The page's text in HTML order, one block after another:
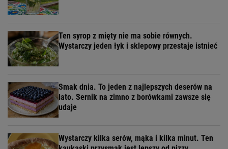
Ten syrop z mięty nie ma sobie równych.
Wystarczy jeden łyk i sklepowy przestaje istnieć
Smak dnia. To jeden z najlepszych deserów na
lato. Sernik na zimno z borówkami zawsze się
udaje
Wystarczy kilka serów, mąka i kilka minut. Ten